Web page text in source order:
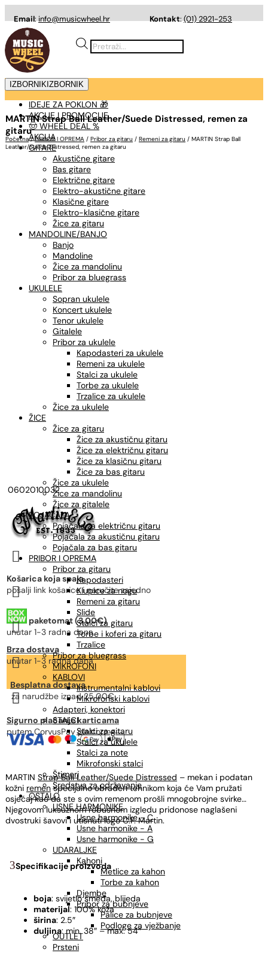
Email:info@musicwheel.hr Kontakt:(01) 2921-253
Products
search
IZBORNIK IZBORNIK
IDEJE ZA POKLON 🎁
AKCIJE I PROMOCIJE
🤠 WHEEL DEAL %
AKCIJA
GITARE
Akustične gitare
Bas gitare
Električne gitare
Elektro-akustične gitare
Klasične gitare
Elektro-klasične gitare
Žice za gitaru
MANDOLINE/BANJO
Banjo
Mandoline
Žice za mandolinu
Pribor za bluegrass
UKULELE
Sopran ukulele
Koncert ukulele
Tenor ukulele
Gitalele
Pribor za ukulele
Kapodasteri za ukulele
Remeni za ukulele
Stalci za ukulele
Torbe za ukulele
Trzalice za ukulele
Žice za ukulele
ŽICE
Žice za gitaru
Žice za akustičnu gitaru
Žice za električnu gitaru
Žice za klasičnu gitaru
Žice za bas gitaru
Žice za ukulele
Žice za mandolinu
Žice za gitalele
POJAČALA
Pojačala za električnu gitaru
Pojačala za akustičnu gitaru
Pojačala za bas gitaru
PRIBOR I OPREMA
Pribor za gitaru
Kapodasteri
Klupice za nogu
Remeni za gitaru
Slide
Stalci za gitaru
Torbe i koferi za gitaru
Trzalice
Pribor za bluegrass
MIKROFONI
KABLOVI
Instrumentalni kablovi
Mikrofonski kablovi
Adapteri, konektori
STALCI
Stalci za gitaru
Stalci za ukulele
Stalci za note
Mikrofonski stalci
Štimeri
Sredstva za održavanje
OSTALO
USNE HARMONIKE
Usne harmonike - C
Usne harmonike - A
Usne harmonike - G
UDARALJKE
Kahoni
Metlice za kahon
Torbe za kahon
Djembe
Pribor za bubnjeve
Palice za bubnjeve
Podloge za vježbanje
OUTLET
Prsteni
MARTIN Strap Ball Leather/Suede Distressed, remen za
gitaru
Početna/PRIBOR I OPREMA / Pribor za gitaru / Remeni za gitaru / MARTIN Strap Ball
Leather/Suede Distressed, remen za gitaru
0602010032

Košarica koja spaja
pošalji link košarice i naručite zajedno

paketomat (3,00€)
unutar 1-3 radna dana

Brza dostava
unutar 1-3 radna dana

Besplatna dostava
za narudžbe iznad 25,00€

Sigurno plaćanje karticama
putem CorvusPay platforme
MARTIN Strap Ball Leather/Suede Distressed – mekan i podatan
kožni remenspecijalno obrađen tehnikom koja će Vam pružati
osjećaj kao da ste s ovim remenom prošli mnogobrojne svirke…
Njegovom luksuznom robusnom izgledu pridonose naglašeni
dvostruki šavovi i utisnuti logo C.F. Martin.
Specifikacije proizvoda
boja: svijetlo smeđa, blijeda
materijal: 100% koža
širina: 2.5″
duljina: min. 38″ – max. 54″